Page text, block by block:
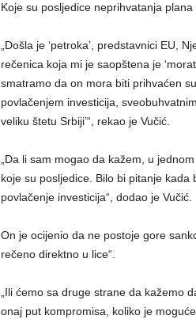
Koje su posljedice neprihvatanja plana
„Došla je ‘petroka’, predstavnici EU,
rečenica koja mi je saopštena je
smatramo da on mora biti prihvaćen
povlačenjem investicija,
veliku štetu Srbiji’“, rekao je Vučić.
„Da li sam mogao da kažem, u
koje su posljedice. Bilo bi pitanje
povlačenje investicija“, dodao je Vučić.
On je ocijenio da ne postoje gore
rečeno direktno u lice“.
„Ili ćemo sa druge strane da kažemo
onaj put kompromisa, koliko je